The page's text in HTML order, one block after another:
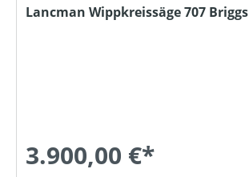
Lancman Wippkreissäge 707 Briggs
3.900,00 €*